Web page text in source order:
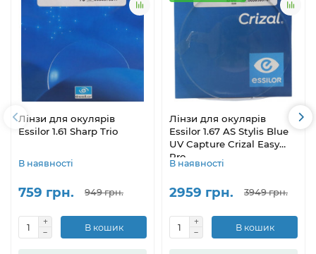
Лінзи для окулярів
Essilor 1.61 Sharp Trio
В наявності
759 грн. 949 грн.
В кошик
Лінзи для окулярів
Essilor 1.67 AS Stylis Blue
UV Capture Crizal Easy
Pro
В наявності
2959 грн. 3949 грн.
В кошик